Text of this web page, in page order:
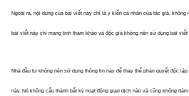
Ngoài ra, nội dung của bài viết này chỉ là ý kiến cá nhân của tác giả,
bài viết này chỉ mang tính tham khảo và độc giả không nên sử dụng bài
Nhà đầu tư không nên sử dụng thông tin này để thay thế phán quyết độc
này. Nó không cấu thành bất kỳ hoạt động giao dịch nào và cũng không